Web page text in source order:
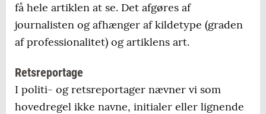
få hele artiklen at se. Det afgøres af
journalisten og afhænger af kildetype (graden
af professionalitet) og artiklens art.
Retsreportage
I politi- og retsreportager nævner vi som
hovedregel ikke navne, initialer eller lignende